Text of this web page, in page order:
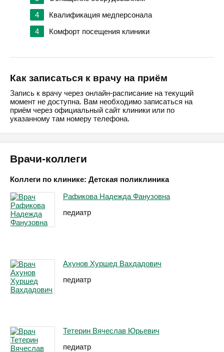
4
Квалификация медперсонала
4
Комфорт посещения клиники
Как записаться к врачу на приём
Запись к врачу через онлайн-расписание на текущий
момент не доступна. Вам необходимо записаться на
приём через официальный сайт клиники или по
указанному там номеру телефона.
Врачи-коллеги
Коллеги по клинике: Детская поликлиника
Рафикова Надежда Фанузовна
педиатр
Ахунов Хуршед Вахдадович
педиатр
Тетерин Вячеслав Юрьевич
педиатр